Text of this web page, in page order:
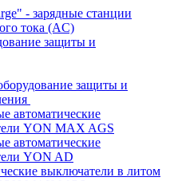
- зарядные станции
тока (AC)
защиты и
защиты и
автоматические
YON MAX AGS
автоматические
YON AD
выключатели в литом